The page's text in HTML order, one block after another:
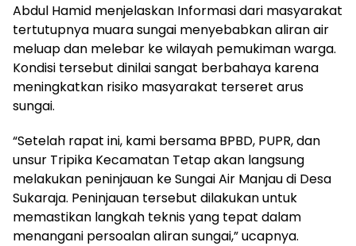
Abdul Hamid menjelaskan Informasi dari masyarakat
tertutupnya muara sungai menyebabkan aliran air
meluap dan melebar ke wilayah pemukiman warga.
Kondisi tersebut dinilai sangat berbahaya karena
meningkatkan risiko masyarakat terseret arus
sungai.
“Setelah rapat ini, kami bersama BPBD, PUPR, dan
unsur Tripika Kecamatan Tetap akan langsung
melakukan peninjauan ke Sungai Air Manjau di Desa
Sukaraja. Peninjauan tersebut dilakukan untuk
memastikan langkah teknis yang tepat dalam
menangani persoalan aliran sungai,” ucapnya.